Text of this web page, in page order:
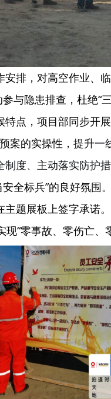
排，对高空作业、
与隐患排查，杜绝“
特点，项目部同步开
案的实操性， 提升一
制度、主动落实防护
全标兵”的良好氛围。
题展板上签字承诺
“零事故、零伤亡、